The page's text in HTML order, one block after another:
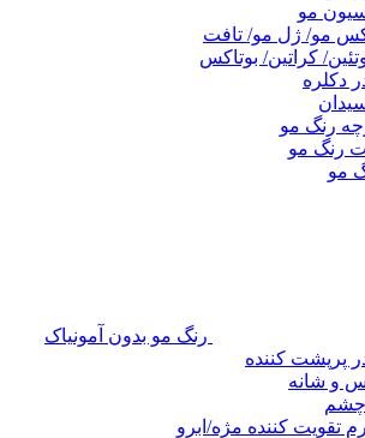
مو
مو/ ژل مو/ تافت
کراتین/ بوتاکس
دکلره
رنگ مو
رنگ مو
مو
رنگ مو بدون آمونیاک
پرپشت کننده
و شانه
چشم
تقویت کننده مژه/ابرو